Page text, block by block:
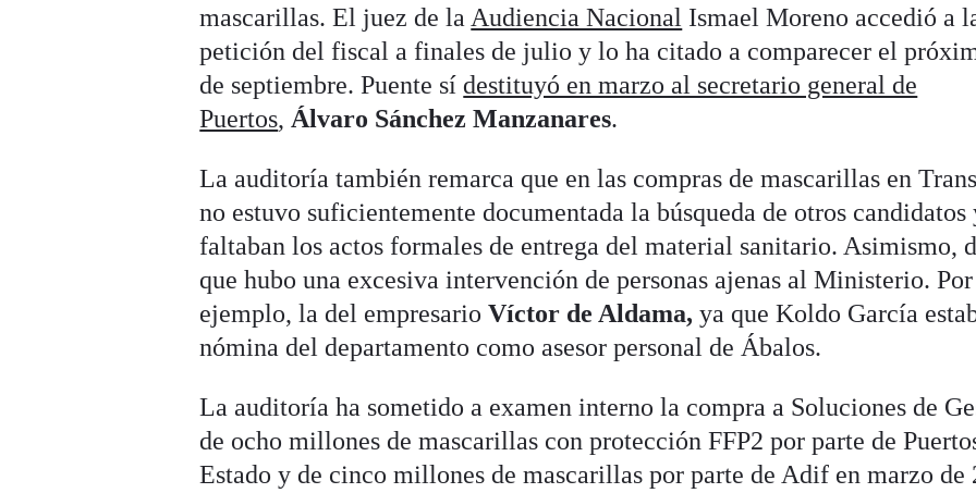
mascarillas. El juez de la Audiencia Nacional Ismael Moreno accedió a
petición del fiscal a finales de julio y lo ha citado a comparecer el
de septiembre. Puente sídestituyó en marzo al secretario general de
Puertos, Álvaro Sánchez Manzanares.
La auditoría también remarca que en las compras de mascarillas en
no estuvo suficientemente documentada la búsqueda de otros candidatos
faltaban los actos formales de entrega del material sanitario. Asimismo,
que hubo una excesiva intervención de personas ajenas al Ministerio. Por
ejemplo, la del empresarioVíctor de Aldama, ya que Koldo García
nómina del departamento como asesor personal de Ábalos.
La auditoría ha sometido a examen interno la compra a Soluciones de
de ocho millones de mascarillas con protección FFP2 por parte de
Estado y de cinco millones de mascarillas por parte de Adif en marzo de